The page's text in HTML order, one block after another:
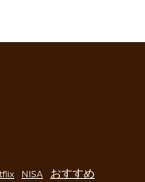
NISA おすすめ